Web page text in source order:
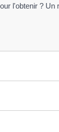
l'obtenir ?